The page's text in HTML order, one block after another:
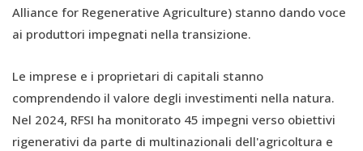
Alliance for Regenerative Agriculture) stanno dando voce
ai produttori impegnati nella transizione.
Le imprese e i proprietari di capitali stanno
comprendendo il valore degli investimenti nella natura.
Nel 2024, RFSI ha monitorato 45 impegni verso obiettivi
rigenerativi da parte di multinazionali dell'agricoltura e